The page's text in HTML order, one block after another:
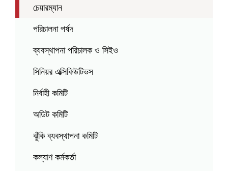
চেয়ারম্যান
পরিচালনা পর্ষদ
ব্যবস্থাপনা পরিচালক ও সিইও
সিনিয়র এক্সিকিউটিভস
নির্বাহী কমিটি
অডিট কমিটি
ঝুঁকি ব্যবস্থাপনা কমিটি
কল্যাণ কর্মকর্তা